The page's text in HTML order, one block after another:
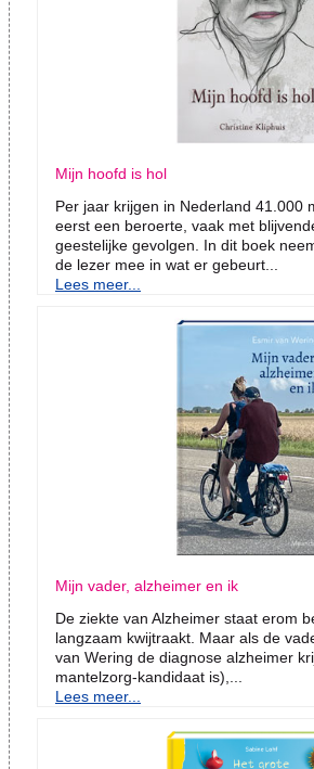
Mijn hoofd is hol
Per jaar krijgen in Nederland 41.000
eerst een beroerte, vaak met
geestelijke gevolgen. In dit boek
de lezer mee in wat er gebeurt...
Lees meer...
Mijn vader, alzheimer en ik
De ziekte van Alzheimer staat erom
langzaam kwijtraakt. Maar als de
van Wering de diagnose alzheimer
mantelzorg-kandidaat is),...
Lees meer...